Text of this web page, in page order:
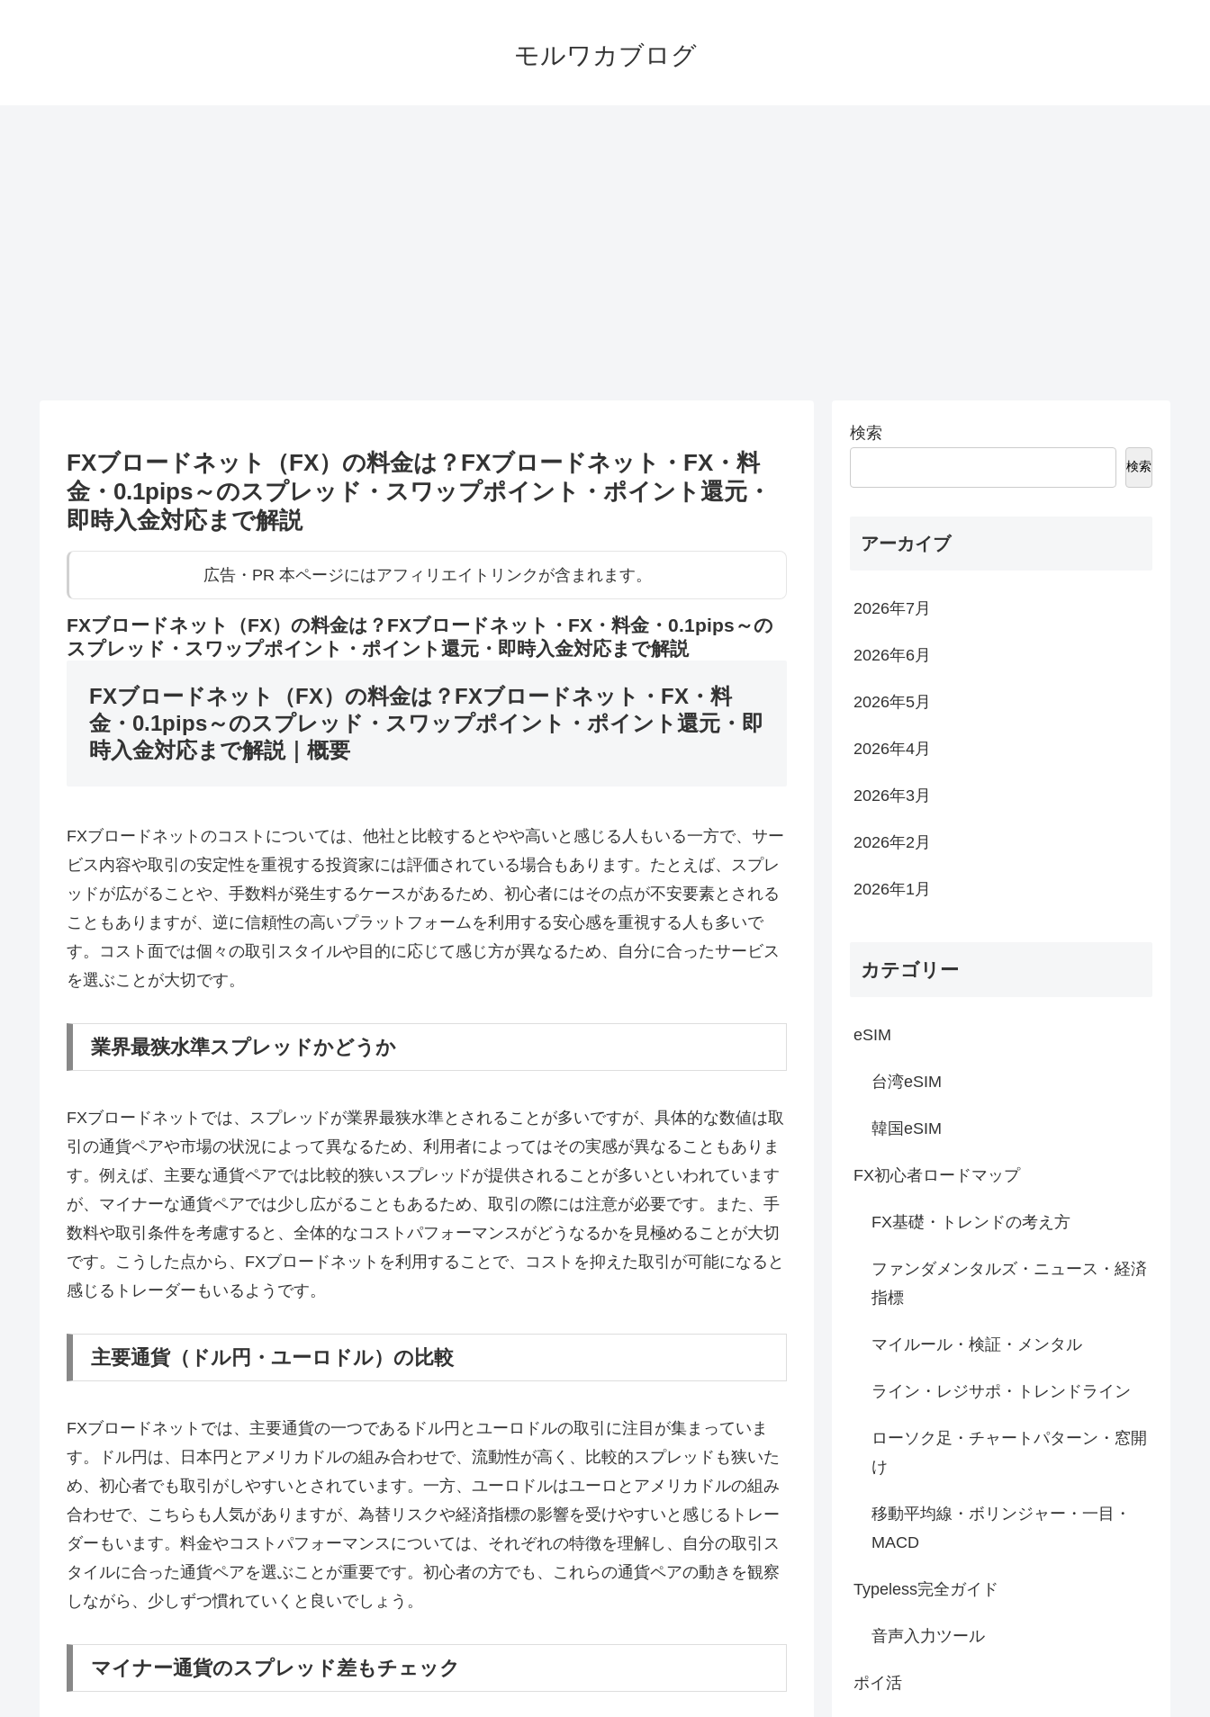
モルワカブログ
FXブロードネット（FX）の料金は？FXブロードネット・FX・料
金・0.1pips～のスプレッド・スワップポイント・ポイント還元・
即時入金対応まで解説
広告・PR 本ページにはアフィリエイトリンクが含まれます。
FXブロードネット（FX）の料金は？FXブロードネット・FX・料金・0.1pips～の
スプレッド・スワップポイント・ポイント還元・即時入金対応まで解説
FXブロードネット（FX）の料金は？FXブロードネット・FX・料
金・0.1pips～のスプレッド・スワップポイント・ポイント還元・即
時入金対応まで解説｜概要
FXブロードネットのコストについては、他社と比較するとやや高いと感じる人もいる一方で、サー
ビス内容や取引の安定性を重視する投資家には評価されている場合もあります。たとえば、スプレ
ッドが広がることや、手数料が発生するケースがあるため、初心者にはその点が不安要素とされる
こともありますが、逆に信頼性の高いプラットフォームを利用する安心感を重視する人も多いで
す。コスト面では個々の取引スタイルや目的に応じて感じ方が異なるため、自分に合ったサービス
を選ぶことが大切です。
業界最狭水準スプレッドかどうか
FXブロードネットでは、スプレッドが業界最狭水準とされることが多いですが、具体的な数値は取
引の通貨ペアや市場の状況によって異なるため、利用者によってはその実感が異なることもありま
す。例えば、主要な通貨ペアでは比較的狭いスプレッドが提供されることが多いといわれています
が、マイナーな通貨ペアでは少し広がることもあるため、取引の際には注意が必要です。また、手
数料や取引条件を考慮すると、全体的なコストパフォーマンスがどうなるかを見極めることが大切
です。こうした点から、FXブロードネットを利用することで、コストを抑えた取引が可能になると
感じるトレーダーもいるようです。
主要通貨（ドル円・ユーロドル）の比較
FXブロードネットでは、主要通貨の一つであるドル円とユーロドルの取引に注目が集まっていま
す。ドル円は、日本円とアメリカドルの組み合わせで、流動性が高く、比較的スプレッドも狭いた
め、初心者でも取引がしやすいとされています。一方、ユーロドルはユーロとアメリカドルの組み
合わせで、こちらも人気がありますが、為替リスクや経済指標の影響を受けやすいと感じるトレー
ダーもいます。料金やコストパフォーマンスについては、それぞれの特徴を理解し、自分の取引ス
タイルに合った通貨ペアを選ぶことが重要です。初心者の方でも、これらの通貨ペアの動きを観察
しながら、少しずつ慣れていくと良いでしょう。
マイナー通貨のスプレッド差もチェック
検索
検索
アーカイブ
2026年7月
2026年6月
2026年5月
2026年4月
2026年3月
2026年2月
2026年1月
カテゴリー
eSIM
台湾eSIM
韓国eSIM
FX初心者ロードマップ
FX基礎・トレンドの考え方
ファンダメンタルズ・ニュース・経済
指標
マイルール・検証・メンタル
ライン・レジサポ・トレンドライン
ローソク足・チャートパターン・窓開
け
移動平均線・ボリンジャー・一目・
MACD
Typeless完全ガイド
音声入力ツール
ポイ活